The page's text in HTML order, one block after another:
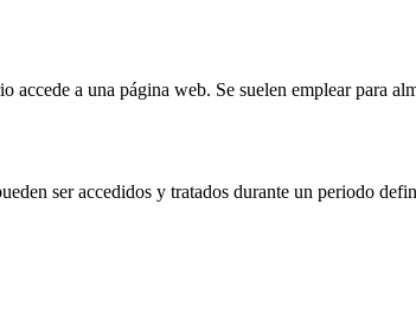
accede a una página web. Se suelen emplear para
ser accedidos y tratados durante un periodo